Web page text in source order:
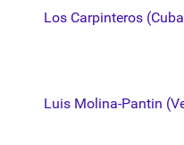
Los Carpinteros
Luis Molina-Pantin